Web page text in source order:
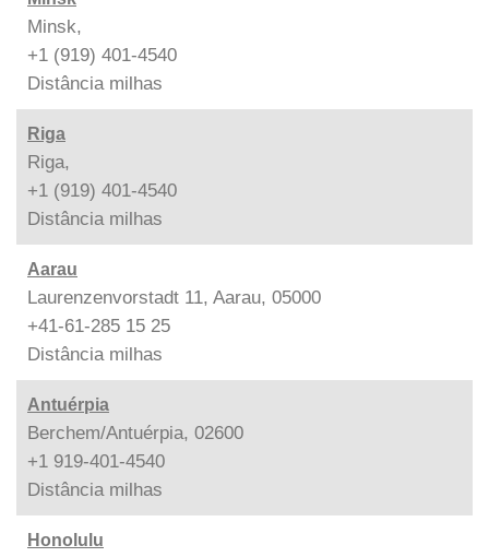
Minsk,
+1 (919) 401-4540
Distância milhas
Riga
Riga,
+1 (919) 401-4540
Distância milhas
Aarau
Laurenzenvorstadt 11, Aarau, 05000
+41-61-285 15 25
Distância milhas
Antuérpia
Berchem/Antuérpia, 02600
+1 919-401-4540
Distância milhas
Honolulu